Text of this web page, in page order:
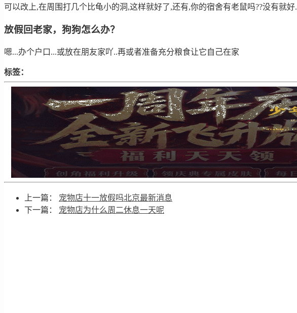
可以改上,在周围打几个比龟小的洞,这样就好了,还有,你的宿舍有老鼠吗??没有就好.
放假回老家，狗狗怎么办？
嗯...办个户口...或放在朋友家吖..再或者准备充分粮食让它自己在家
标签：
上一篇： 宠物店十一放假吗北京最新消息
下一篇： 宠物店为什么周二休息一天呢